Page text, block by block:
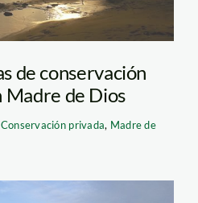
de conservación
Madre de Dios
Conservación privada, Madre de